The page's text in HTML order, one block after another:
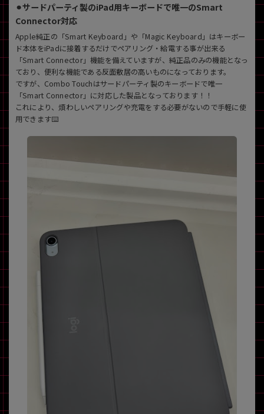
⚫︎サードパーティ製のiPad用キーボードで唯一のSmart
Connector対応
Apple純正の「Smart Keyboard」や「Magic Keyboard」はキーボー
ド本体をiPadに接着するだけでペアリング・給電する事が出来る
「Smart Connector」機能を備えていますが、純正品のみの機能となっ
ており、便利な機能である反面敷居の高いものになっております。
ですが、Combo Touchはサードパーティ製のキーボードで唯一
「Smart Connector」に対応した製品となっております！！
これにより、煩わしいペアリングや充電をする必要がないので手軽に使
用できます⌨️